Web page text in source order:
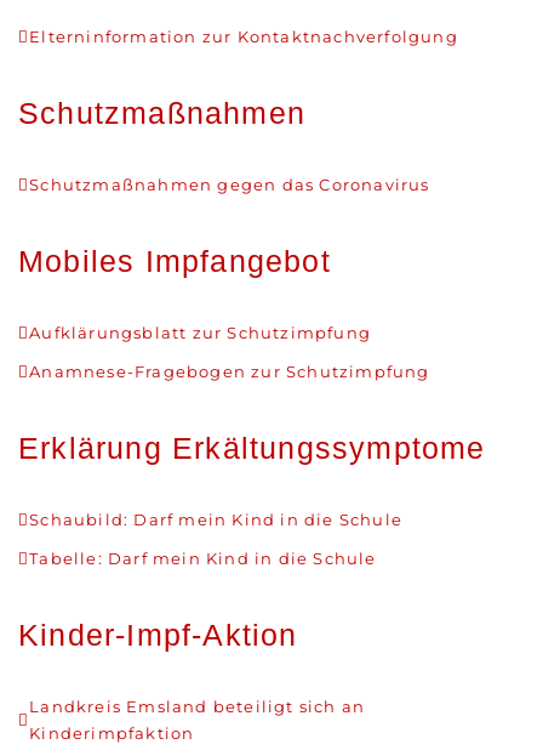
Elterninformation zur Kontaktnachverfolgung
Schutzmaßnahmen
Schutzmaßnahmen gegen das Coronavirus
Mobiles Impfangebot
Aufklärungsblatt zur Schutzimpfung
Anamnese-Fragebogen zur Schutzimpfung
Erklärung Erkältungssymptome
Schaubild: Darf mein Kind in die Schule
Tabelle: Darf mein Kind in die Schule
Kinder-Impf-Aktion
Landkreis Emsland beteiligt sich an
Kinderimpfaktion